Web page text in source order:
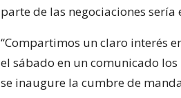
parte de las negociaciones sería
“Compartimos un claro interés
el sábado en un comunicado
se inaugure la cumbre de